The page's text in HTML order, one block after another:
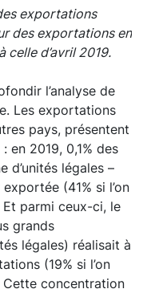
exportations
des exportations en
celle d’avril 2019.
l’analyse de
Les exportations
pays, présentent
2019, 0,1% des
d’unités légales –
(41% si l’on
parmi ceux-ci, le
grands
légales) réalisait à
(19% si l’on
concentration